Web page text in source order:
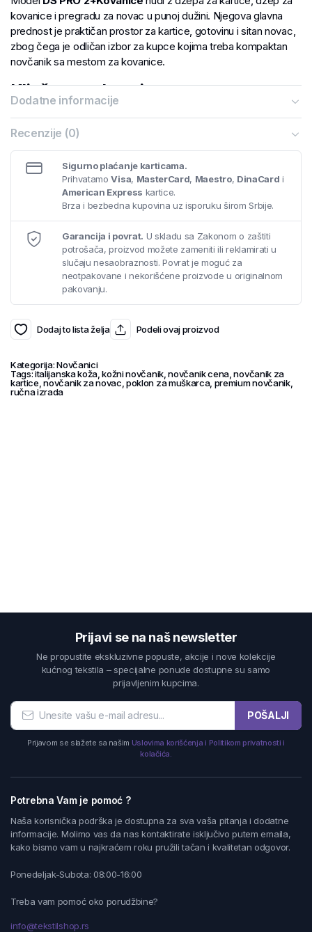
kovanice i pregradu za novac u punoj dužini. Njegova glavna
prednost je praktičan prostor za kartice, gotovinu i sitan novac,
zbog čega je odličan izbor za kupce kojima treba kompaktan
novčanik sa mestom za kovanice.
Ključne prednosti
Kvalitetna italijanska koža
potrebe
Dimenzije: 11 × 9 cm
Neograničena garancija
minimalistički izgled i kvalitet ručne izrade, modelNV216-08
pouzdan izbor za svaki dan ili kao elegantan poklon.
Dodatne informacije
Recenzije (0)
Sigurno plaćanje karticama.
PrihvatamoVisa, MasterCard, Maestro, DinaCard i
American Express kartice.
Brza i bezbedna kupovina uz isporuku širom Srbije.
Garancija i povrat. U skladu sa Zakonom o zaštiti
potrošača, proizvod možete zameniti ili reklamirati u
slučaju nesaobraznosti. Povrat je moguć za
neotpakovane i nekorišćene proizvode u originalnom
pakovanju.
Dodaj to lista želja Podeli ovaj proizvod
Kategorija:Novčanici
Tags:italijanska koža,kožni novčanik,novčanik cena,novčanik za
kartice,novčanik za novac,poklon za muškarca, premium novčanik,
ručna izrada
Prijavi se na naš newsletter
Ne propustite ekskluzivne popuste, akcije i nove kolekcije
kućnog tekstila – specijalne ponude dostupne su samo
prijavljenim kupcima.
POŠALJI
Prijavom se slažete sa našim Uslovima korišćenja i Politikom privatnosti i
kolačića.
Potrebna Vam je pomoć ?
Naša korisnička podrška je dostupna za sva vaša pitanja i dodatne
informacije. Molimo vas da nas kontaktirate isključivo putem emaila,
kako bismo vam u najkraćem roku pružili tačan i kvalitetan odgovor.
Ponedeljak-Subota: 08:00-16:00
Treba vam pomoć oko porudžbine?
info@tekstilshop.rs